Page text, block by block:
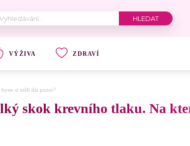
VÝŽIVA ZDRAVÍ
si měli dát pozor?
skok krevního tlaku. Na